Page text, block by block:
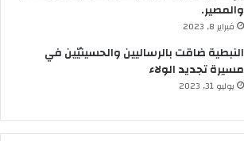
والمصير.
فبراير 8, 2023
النبطية ضاقت بالرساليين والحسينيّين في
مسيرة تجديد الولاء
يوليو 31, 2023